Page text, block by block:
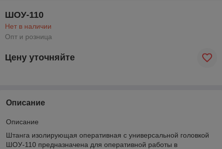
ШОУ-110
Нет в наличии
Опт и розница
Цену уточняйте
Описание
Описание
Штанга изолирующая оперативная с универсальной головкой
ШОУ-110 предназначена для оперативной работы в